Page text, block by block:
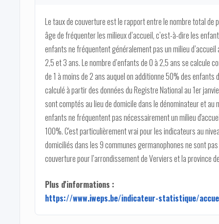
Le taux de couverture est le rapport entre le nombre total de
âge de fréquenter les milieux d’accueil, c’est-à-dire les
enfants ne fréquentent généralement pas un milieu
2,5 et 3 ans. Le nombre d’enfants de 0 à 2,5 ans se calcule
de 1 à moins de 2 ans auquel on additionne 50% des enfants
calculé à partir des données du Registre National au 1er
sont comptés au lieu de domicile dans le dénominateur et au
enfants ne fréquentent pas nécessairement un milieu
100%. C'est particulièrement vrai pour les indicateurs au
domiciliés dans les 9 communes germanophones ne sont
couverture pour l’arrondissement de Verviers et la province
Plus d'informations :
https://www.iweps.be/indicateur-statistique/